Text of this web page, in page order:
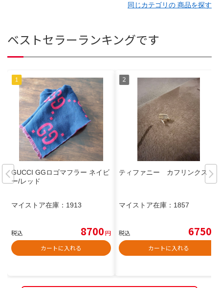
同じカテゴリの 商品を探す
ベストセラーランキングです
GUCCI GGロゴマフラー ネイビ
ー/レッド
マイストア在庫： 1913
税込 8700円
カートに入れる
ティファニー カフリンクス
マイストア在庫： 1857
税込 6750
カートに入れる